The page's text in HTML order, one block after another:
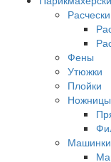
Расчески
Фены
Утюжки
Плойки